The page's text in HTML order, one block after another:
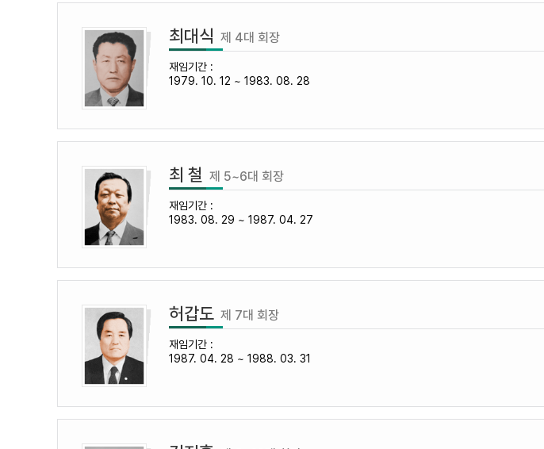
최대식 제 4대 회장
재임기간 :
1979. 10. 12 ~ 1983. 08. 28
최 철 제 5~6대 회장
재임기간 :
1983. 08. 29 ~ 1987. 04. 27
허갑도 제 7대 회장
재임기간 :
1987. 04. 28 ~ 1988. 03. 31